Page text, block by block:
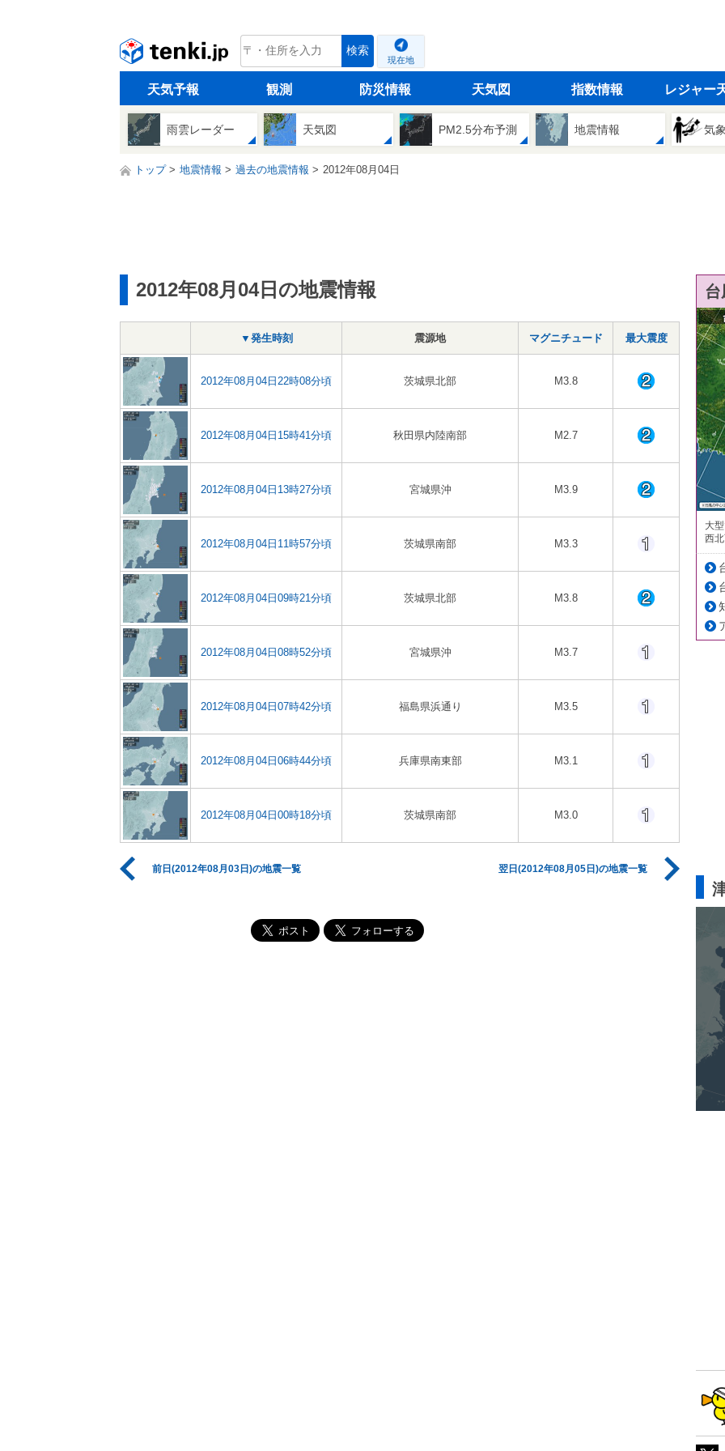
tenki.jp 検索
現在地
天気予報 観測 防災情報 天気図 指数情報 レジャー
雨雲レーダー 天気図 PM2.5分布予測 地震情報 気
トップ 地震情報 過去の地震情報 2012年08月04日
2012年08月04日の地震情報
▼発生時刻 震源地 マグニチュード 最大震度
2012年08月04日22時08分頃 茨城県北部 M3.8
2012年08月04日15時41分頃 秋田県内陸南部 M2.7
2012年08月04日13時27分頃 宮城県沖 M3.9
2012年08月04日11時57分頃 茨城県南部 M3.3
2012年08月04日09時21分頃 茨城県北部 M3.8
2012年08月04日08時52分頃 宮城県沖 M3.7
2012年08月04日07時42分頃 福島県浜通り M3.5
2012年08月04日06時44分頃 兵庫県南東部 M3.1
2012年08月04日00時18分頃 茨城県南部 M3.0
前日(2012年08月03日)の地震一覧 翌日(2012年08月05日)の地震一覧
大
西